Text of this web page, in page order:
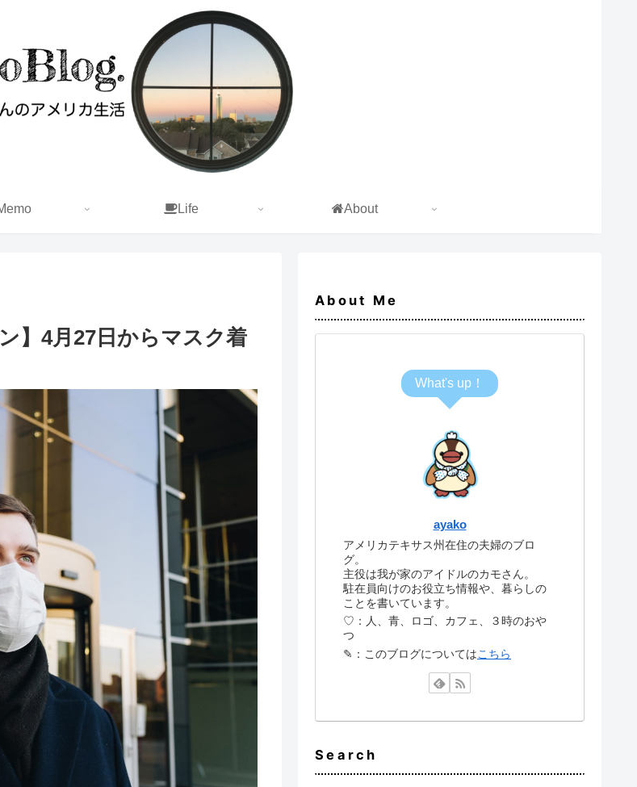
Life About
】4月27日からマスク着
About Me
What's up！
ayako
アメリカテキサス州在住の夫婦のブロ
グ。
主役は我が家のアイドルのカモさん。
駐在員向けのお役立ち情報や、暮らしの
ことを書いています。
♡：人、青、ロゴ、カフェ、３時のおや
つ
✎：このブログについてはこちら
Search